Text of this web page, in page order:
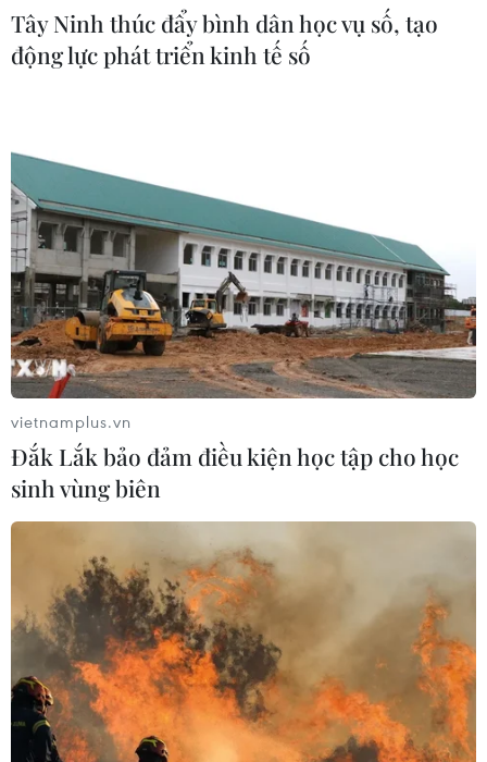
TIN CÙNG CHUYÊN MỤC
Cuộc tìm kiếm và vá lại những 'trái
tim lỗi '
07/08/2026 04:03
Tây Ninh thúc đẩy bình dân học vụ số, tạo
động lực phát triển kinh tế số
vietnamplus.vn
Đắk Lắk bảo đảm điều kiện học tập cho học
sinh vùng biên